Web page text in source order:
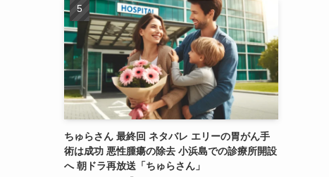
ちゅらさん 最終回 ネタバレ エリーの胃がん手
術は成功 悪性腫瘍の除去 小浜島での診療所開設
へ 朝ドラ再放送「ちゅらさん」